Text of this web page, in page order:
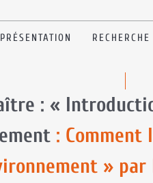
PRÉSENTATION RECHERCHE
: «
: Comment
»